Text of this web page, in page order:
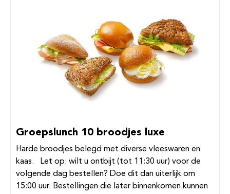
Groepslunch 10 broodjes luxe
Harde broodjes belegd met diverse vleeswaren en
kaas. Let op: wilt u ontbijt (tot 11:30 uur) voor de
volgende dag bestellen? Doe dit dan uiterlijk om
15:00 uur. Bestellingen die later binnenkomen kunnen